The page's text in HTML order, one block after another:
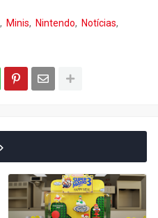
Minis Nintendo
Notícias